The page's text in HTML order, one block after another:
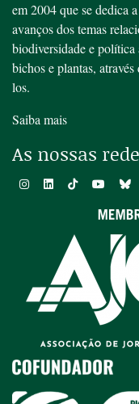
em 2004 que se dedica
avanços dos temas
biodiversidade e
bichos e plantas,
los.
Saiba mais
As nossas